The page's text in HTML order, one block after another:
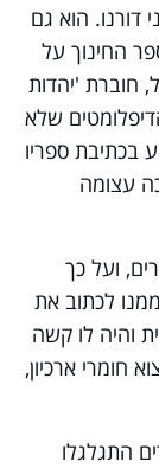
דורנו. הוא גם
החינוך על
חוברת 'יהדות
שלא
בכתיבת ספריו
עצומה
ועל כך
לכתוב את
והיה לו קשה
חומרי ארכיון,
התגלגלו